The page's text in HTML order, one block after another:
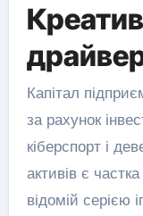
Капітал
за рахунок
кіберспорт і
активів є частка
відомій серією